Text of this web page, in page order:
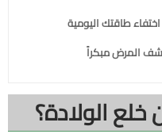
طاقتك اليومية
المرض مبكراً
الولادة؟